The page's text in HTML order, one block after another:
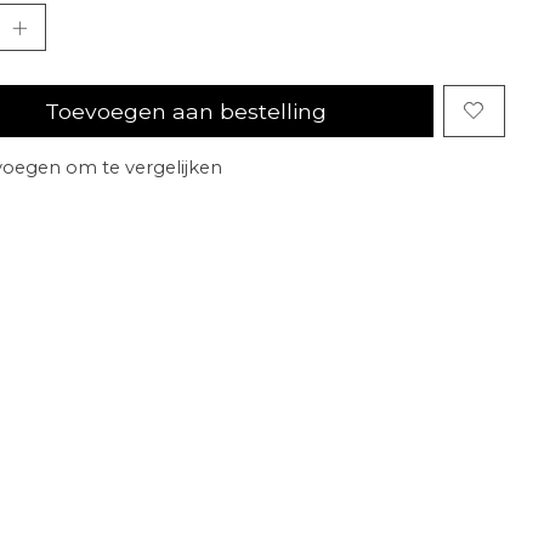
Toevoegen aan bestelling
om te vergelijken